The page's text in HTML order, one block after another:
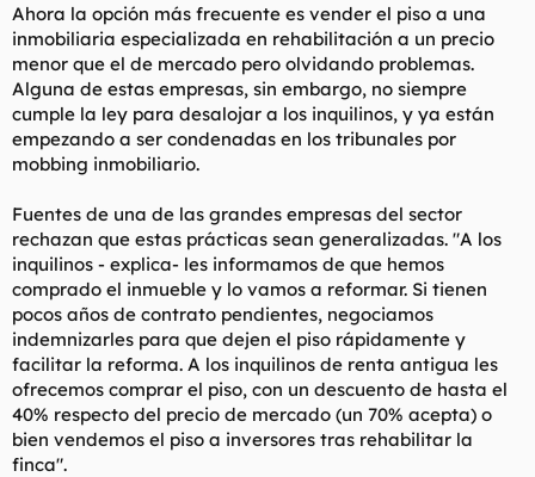
Ahora la opción más frecuente es vender el piso a una
inmobiliaria especializada en rehabilitación a un precio
menor que el de mercado pero olvidando problemas.
Alguna de estas empresas, sin embargo, no siempre
cumple la ley para desalojar a los inquilinos, y ya están
empezando a ser condenadas en los tribunales por
mobbing inmobiliario.
Fuentes de una de las grandes empresas del sector
rechazan que estas prácticas sean generalizadas. "A los
inquilinos - explica- les informamos de que hemos
comprado el inmueble y lo vamos a reformar. Si tienen
pocos años de contrato pendientes, negociamos
indemnizarles para que dejen el piso rápidamente y
facilitar la reforma. A los inquilinos de renta antigua les
ofrecemos comprar el piso, con un descuento de hasta el
40% respecto del precio de mercado (un 70% acepta) o
bien vendemos el piso a inversores tras rehabilitar la
finca".